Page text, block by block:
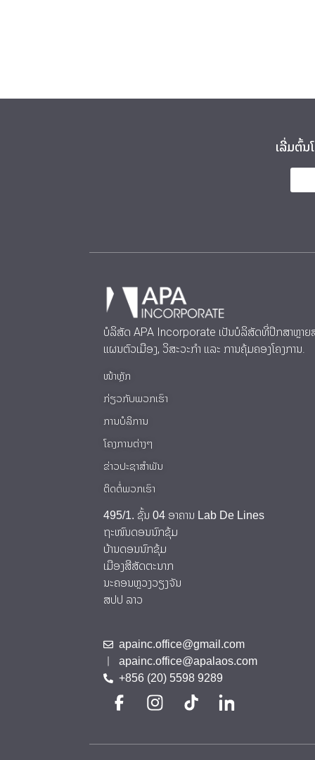
ເລີ່ມຕົ້ນ
ບໍລິສັດ APA Incorporate ເປັນບໍລິສັດທີ່ປຶກສາຫຼາຍສ
ແຜນຕົວເມືອງ, ວິສະວະກໍາ ແລະ ການຄຸ້ມຄອງໂຄງການ.
ໜ້າຫຼັກ
ກ່ຽວກັບພວກເຮົາ
ການບໍລິການ
ໂຄງການຕ່າງໆ
ຂ່າວປະຊາສຳພັນ
ຕິດຕໍ່ພວກເຮົາ
495/1. ຊັ້ນ 04 ອາຄານ Lab De Lines
ຖະໜົນດອນນົກຂຸ້ມ
ບ້ານດອນນົກຂຸ້ມ
ເມືອງສີສັດຕະນາກ
ນະຄອນຫຼວງວຽງຈັນ
ສປປ ລາວ
apainc.office@gmail.com
apainc.office@apalaos.com
+856 (20) 5598 9289